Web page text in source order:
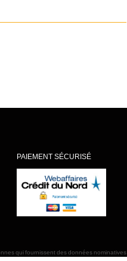
PAIEMENT SÉCURISÉ
qui fournissent des données nominatives